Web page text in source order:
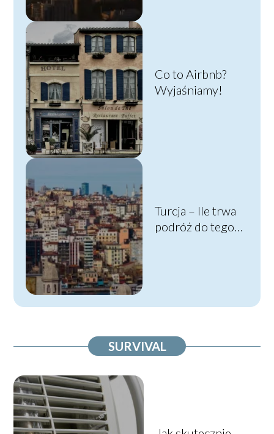
Co to Airbnb?
Wyjaśniamy!
Turcja – Ile trwa
podróż do tego
SURVIVAL